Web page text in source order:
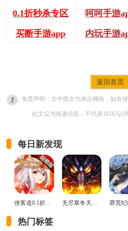
0.1折秒杀专区 呵呵手游
买断手游app 内玩手游
返回首页
免责声明：文中图文均来自网络，如有
此文仅为传递信息，不代表18183认
每日新发现
侠客道0.1折变态版 无尽寒冬天蛇新春送礼版
热门标签